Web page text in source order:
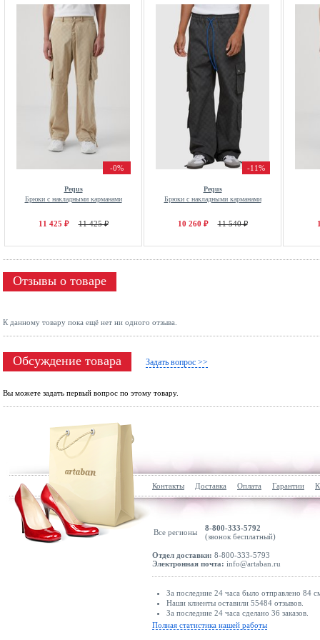
-0%
Pequs
Брюки с накладными карманами
11 425 ₽ 11 425 ₽
-11%
Pequs
Брюки с накладными карманами
10 260 ₽ 11 540 ₽
Отзывы о товаре
К данному товару пока ещё нет ни одного отзыва.
Обсуждение товара Задать вопрос >>
Вы можете задать первый вопрос по этому товару.
Контакты Доставка Оплата Гарантии
Все регионы
8-800-333-5792
(звонок бесплатный)
Отдел доставки: 8-800-333-5793
Электронная почта: info@artaban.ru
За последние 24 часа было отправлено 84
Наши клиенты оставили 55484 отзывов.
За последние 24 часа сделано 36 заказов.
Полная статистика нашей работы